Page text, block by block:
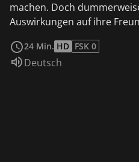
machen. Doch
Auswirkungen auf ihre
24 Min. HD FSK 0
Sprache:
Deutsch